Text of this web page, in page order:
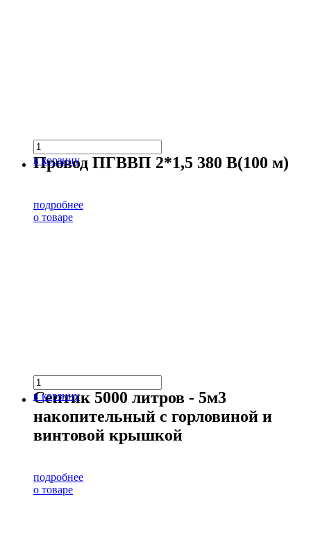
в корзину
Провод ПГВВП 2*1,5 380 В(100 м)
подробнее
о товаре
в корзину
Септик 5000 литров - 5м3
накопительный с горловиной и
винтовой крышкой
подробнее
о товаре